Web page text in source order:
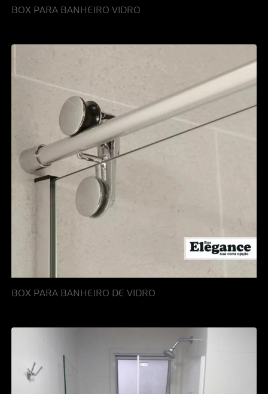
BOX PARA BANHEIRO VIDRO
BOX PARA BANHEIRO DE VIDRO